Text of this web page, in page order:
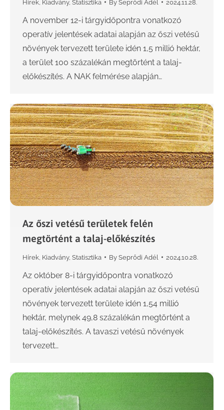
Hírek Kiadvány, Statisztika By Seprődi Adél 2024.11.28.
A november 12-i tárgyidőpontra vonatkozó
operatív jelentések adatai alapján az őszi vetésű
növények tervezett területe idén 1,5 millió hektár,
a terület 100 százalékán megtörtént a talaj-
előkészítés. A NAK felmérése alapján…
Az őszi vetésű területek felén
megtörtént a talaj-előkészítés
Hírek Kiadvány, Statisztika By Seprődi Adél 2024.10.28.
Az október 8-i tárgyidőpontra vonatkozó
operatív jelentések adatai alapján az őszi vetésű
növények tervezett területe idén 1,54 millió
hektár, melynek 49,8 százalékán megtörtént a
talaj-előkészítés. A tavaszi vetésű növények
tervezett…